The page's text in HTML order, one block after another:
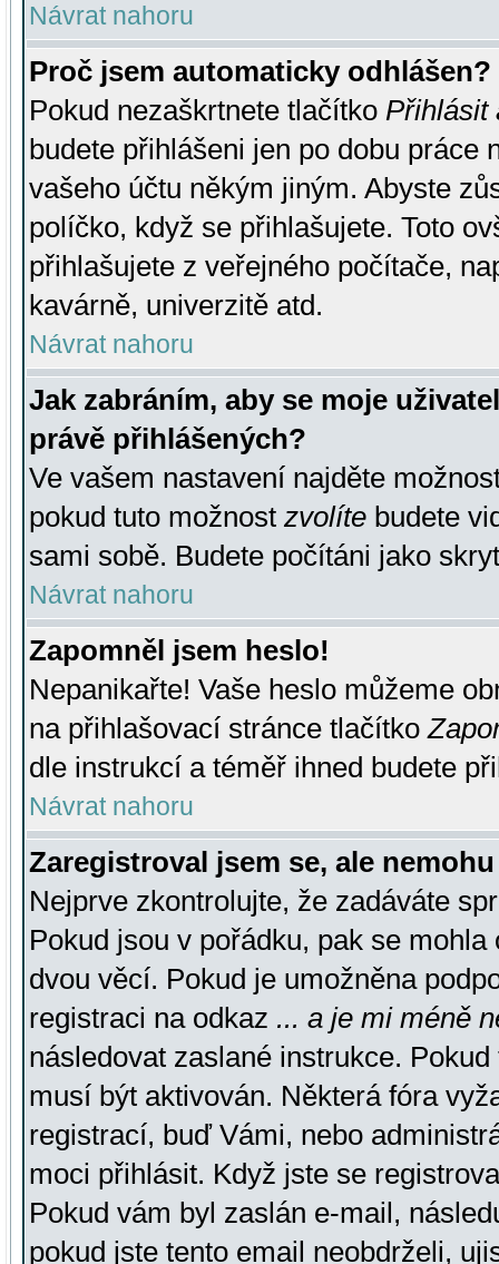
Návrat nahoru
Proč jsem automaticky odhlášen?
Pokud nezaškrtnete tlačítko Přihlásit
budete přihlášeni jen po dobu práce
vašeho účtu někým jiným. Abyste
políčko, když se přihlašujete. Toto
přihlašujete z veřejného počítače,
kavárně, univerzitě atd.
Návrat nahoru
Jak zabráním, aby se moje
právě přihlášených?
Ve vašem nastavení najděte
pokud tuto možnost zvolíte budete
sami sobě. Budete počítáni jako
Návrat nahoru
Zapomněl jsem heslo!
Nepanikařte! Vaše heslo můžeme
na přihlašovací stránce tlačítko
dle instrukcí a téměř ihned budete
Návrat nahoru
Zaregistroval jsem se, ale
Nejprve zkontrolujte, že zadáváte
Pokud jsou v pořádku, pak se
dvou věcí. Pokud je umožněna
registraci na odkaz ... a je mi méně
následovat zaslané instrukce.
musí být aktivován. Některá fóra
registrací, buď Vámi, nebo
moci přihlásit. Když jste se
Pokud vám byl zaslán e-mail,
pokud jste tento email neobdrželi,